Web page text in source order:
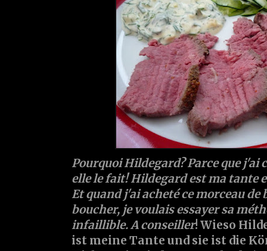
Pourquoi Hildegard? Parce que j'ai
elle le fait! Hildegard est ma tante
Et quand j'ai acheté ce morceau de
boucher, je voulais essayer sa
infaillible. A conseiller! Wieso
ist meine Tante und sie ist die